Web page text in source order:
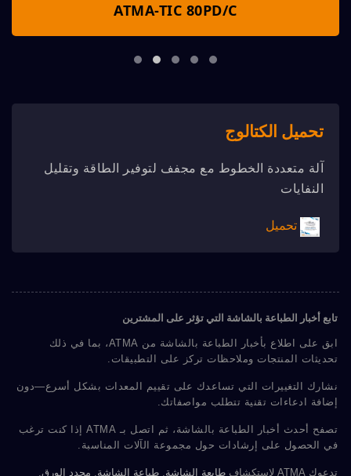
ATMA-TIC 80PD/C
تحميل الكتالوج
آلة متعددة الخطوط مع مجفف لتوفير الطاقة وتقليل
النفايات
تحميل
تابع أخبار الطباعة بالشاشة التي تؤثر على المشترين
ابق على اطلاع بأخبار الطباعة بالشاشة من ATMA، بما في ذلك
تحديثات المنتجات وملاحظات تركز على التطبيقات.
نشارك التغييرات التي تساعدك على تقييم المعدات بشكل أسرع—دون
إضافة ادعاءات تقنية تتطلب مواصفاتك.
تصفح أحدث أخبار الطباعة بالشاشة، ثم اتصل بـ ATMA إذا كنت ترغب
في الحصول على إرشادات حول مجموعة الآلات المناسبة.
تدعوك ATMA لاستكشاف طابعة الشاشة طباعة الشاشة محدد الورق